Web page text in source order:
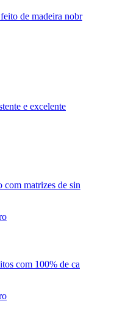
de madeira nobr
e excelente
com matrizes de sin
com 100% de ca